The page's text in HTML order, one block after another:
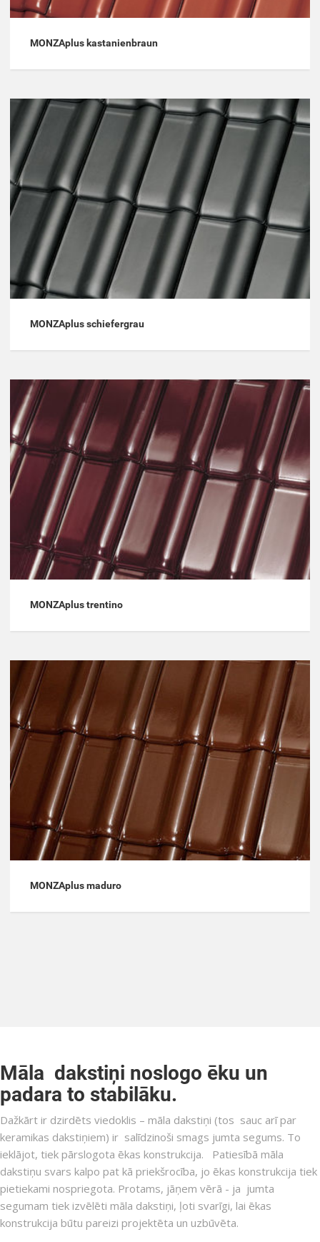
MONZAplus kastanienbraun
MONZAplus schiefergrau
MONZAplus trentino
MONZAplus maduro
Māla dakstiņi noslogo ēku un
padara to stabilāku.
Dažkārt ir dzirdēts viedoklis – māla dakstiņi (tos sauc arī par
keramikas dakstiņiem) ir salīdzinoši smags jumta segums. To
ieklājot, tiek pārslogota ēkas konstrukcija. Patiesībā māla
dakstiņu svars kalpo pat kā priekšrocība, jo ēkas konstrukcija tiek
pietiekami nospriegota. Protams, jāņem vērā - ja jumta
segumam tiek izvēlēti māla dakstiņi, ļoti svarīgi, lai ēkas
konstrukcija būtu pareizi projektēta un uzbūvēta.